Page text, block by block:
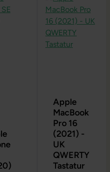
Apple
MacBook
Pro 16
(2021) -
UK
QWERTY
Tastatur